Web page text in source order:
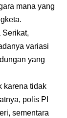
mana yang
Serikat,
variasi
yang
karena tidak
polis PI
sementara